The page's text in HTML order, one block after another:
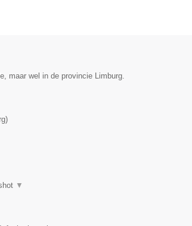
maar wel in de provincie Limburg.
)
▼